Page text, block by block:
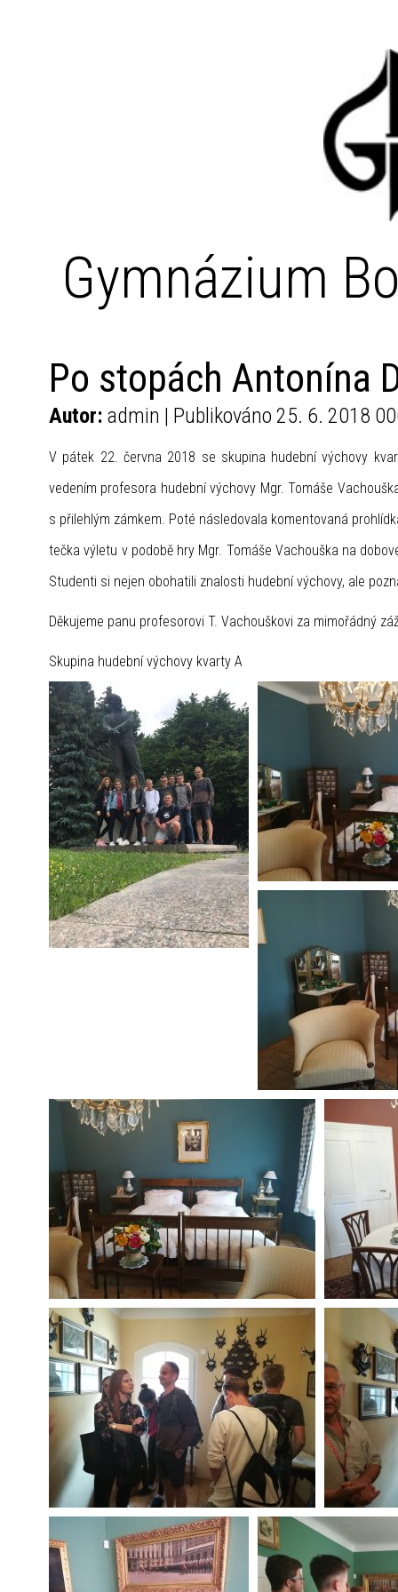
Gymnázium
Po stopách Antonína
Autor: admin | Publikováno 25. 6. 2018
V pátek 22. června 2018 se skupina hudební výchovy
vedením profesora hudební výchovy Mgr. Tomáše
s přilehlým zámkem. Poté následovala komentovaná
tečka výletu v podobě hry Mgr. Tomáše Vachouška na
Studenti si nejen obohatili znalosti hudební výchovy, ale
Děkujeme panu profesorovi T. Vachouškovi za mimořádný
Skupina hudební výchovy kvarty A